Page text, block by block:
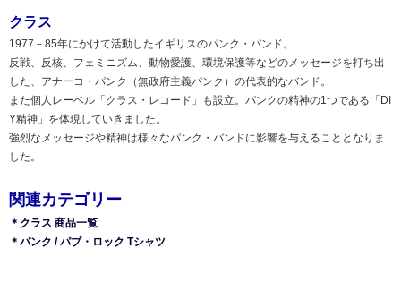
クラス
1977－85年にかけて活動したイギリスのパンク・バンド。
反戦、反核、フェミニズム、動物愛護、環境保護等などのメッセージを打ち出
した、アナーコ・パンク（無政府主義パンク）の代表的なバンド。
また個人レーベル「クラス・レコード」も設立。パンクの精神の1つである「DI
Y精神」を体現していきました。
強烈なメッセージや精神は様々なパンク・バンドに影響を与えることとなりま
した。
関連カテゴリー
＊クラス 商品一覧
＊パンク / パブ・ロック Tシャツ